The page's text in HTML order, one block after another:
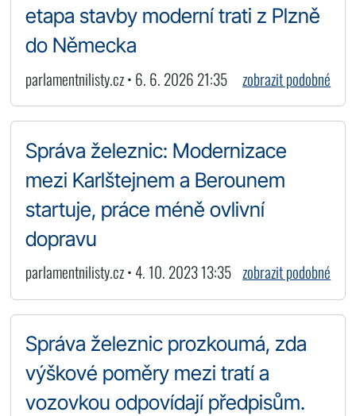
etapa stavby moderní trati z Plzně
do Německa
parlamentnilisty.cz • 6. 6. 2026 21:35 zobrazit podobné
Správa železnic: Modernizace
mezi Karlštejnem a Berounem
startuje, práce méně ovlivní
dopravu
parlamentnilisty.cz • 4. 10. 2023 13:35 zobrazit podobné
Správa železnic prozkoumá, zda
výškové poměry mezi tratí a
vozovkou odpovídají předpisům.